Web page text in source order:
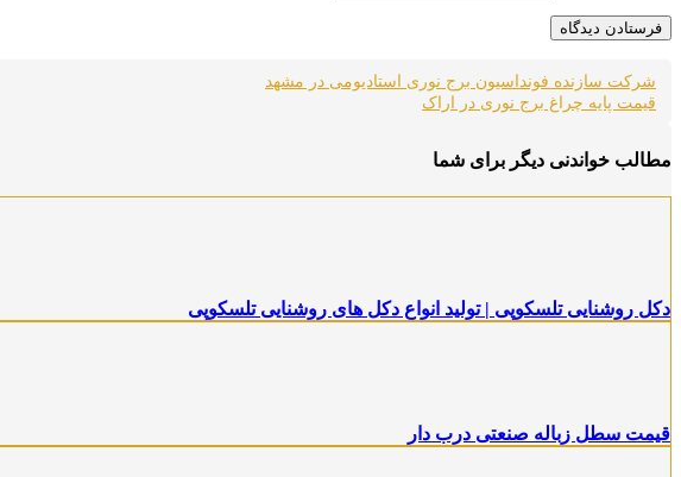
شرکت سازنده فونداسیون برج نوری استادیومی در مشهد
قیمت پایه چراغ برج نوری در اراک
مطالب خواندنی دیگر برای شما
دکل روشنایی تلسکوپی | تولید انواع دکل های روشنایی تلسکوپی
قیمت سطل زباله صنعتی درب دار